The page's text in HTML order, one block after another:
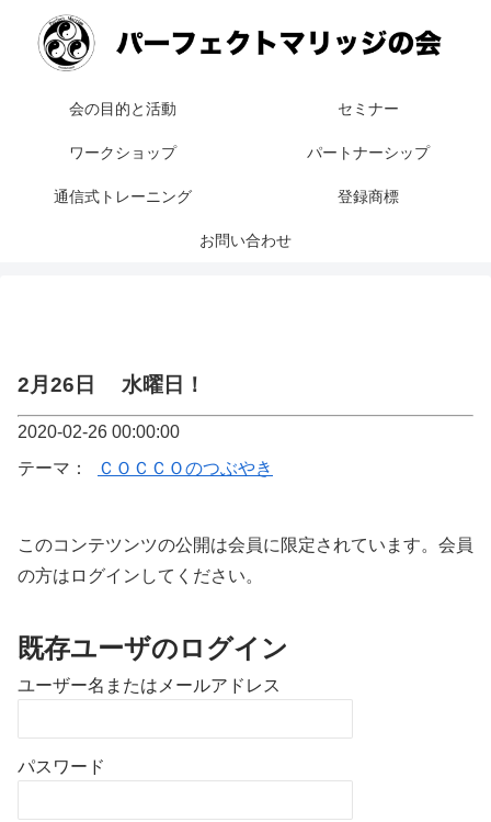
会の目的と活動 セミナー
ワークショップ パートナーシップ
通信式トレーニング 登録商標
お問い合わせ
2月26日 水曜日！
2020-02-26 00:00:00
テーマ：
ＣＯＣＣＯのつぶやき
このコンテツンツの公開は会員に限定されています。会員
の方はログインしてください。
既存ユーザのログイン
ユーザー名またはメールアドレス
パスワード